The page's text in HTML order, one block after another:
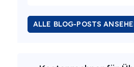
ALLE BLOG-POSTS